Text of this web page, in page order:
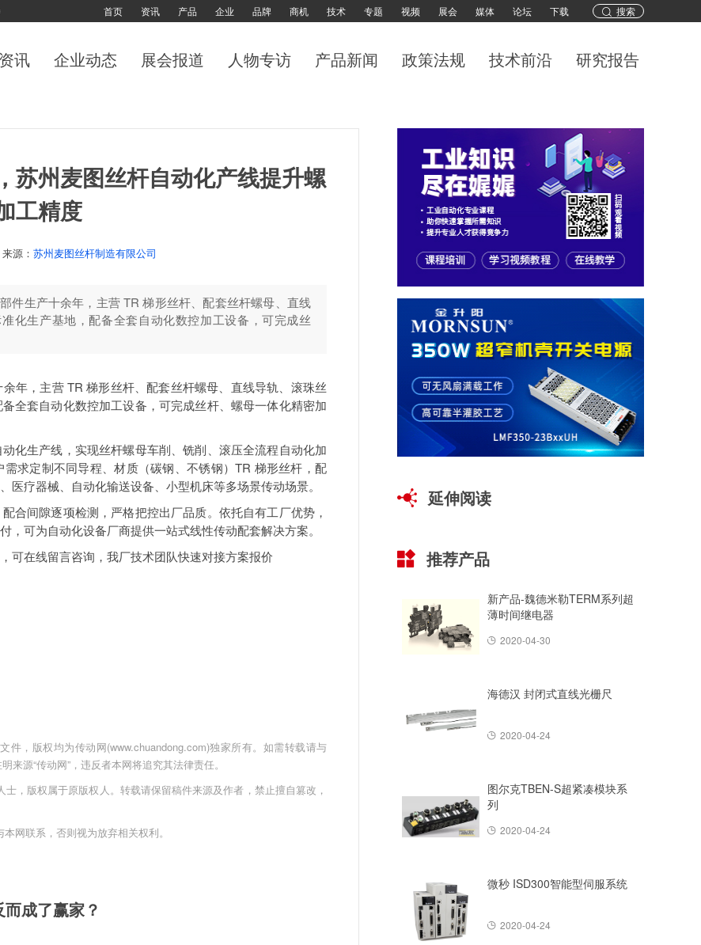
搜索
首页 资讯 产品 企业 品牌 商机 技术 专题 视频 展会 媒体 论坛 下载
讯 企业动态 展会报道 人物专访 产品新闻 政策法规 技术前沿 研究报告
苏州麦图丝杆自动化产线提升螺
工精度
来源： 苏州麦图丝杆制造有限公司
件生产十余年，主营 TR 梯形丝杆、配套丝杆螺母、直线
化生产基地，配备全套自动化数控加工设备，可完成丝
年，主营 TR 梯形丝杆、配套丝杆螺母、直线导轨、滚珠丝
全套自动化数控加工设备，可完成丝杆、螺母一体化精密加
化生产线，实现丝杆螺母车削、铣削、滚压全流程自动化加
求定制不同导程、材质（碳钢、不锈钢）TR 梯形丝杆，配
疗器械、自动化输送设备、小型机床等多场景传动场景。
合间隙逐项检测，严格把控出厂品质。依托自有工厂优势，
可为自动化设备厂商提供一站式线性传动配套解决方案。
可在线留言咨询，我厂技术团队快速对接方案报价
，版权均为传动网(www.chuandong.com)独家所有。如需转载请与
源“传动网”，违反者本网将追究其法律责任。
，版权属于原版权人。转载请保留稿件来源及作者，禁止擅自篡改，
网联系，否则视为放弃相关权利。
成了赢家？
延伸阅读
推荐产品
新产品-魏德米勒TERM系列超
薄时间继电器
2020-04-30
海德汉 封闭式直线光栅尺
2020-04-24
图尔克TBEN-S超紧凑模块系
列
2020-04-24
微秒 ISD300智能型伺服系统
2020-04-24